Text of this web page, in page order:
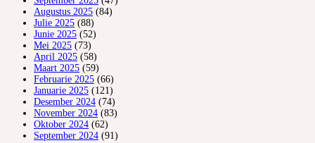
Augustus 2025 (84)
Julie 2025 (88)
Junie 2025 (52)
Mei 2025 (73)
April 2025 (58)
Maart 2025 (59)
Februarie 2025 (66)
Januarie 2025 (121)
Desember 2024 (74)
November 2024 (83)
Oktober 2024 (62)
September 2024 (91)